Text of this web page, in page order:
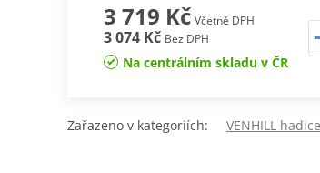
3 719 Kč Včetně DPH
3 074 Kč Bez DPH
Na centrálním skladu v ČR
Zařazeno v kategoriích: VENHILL